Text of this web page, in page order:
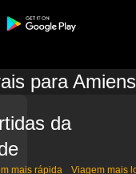
para Amiens
da
mais rápida Viagem mais